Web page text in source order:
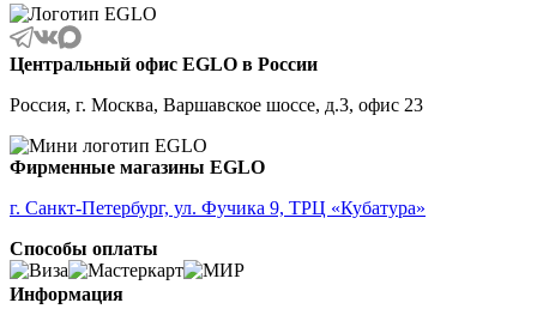
ALCUDIA
ALDERNEY
ALMANZORA
ALMEIDA
ALMEIDA 2
ALMONTE
ALMUDAINA
ALOBRASE
ALSAGER
ALVEZ
AMADORA
AMAKUSA
Центральный офис EGLO в России
Россия, г. Москва, Варшавское шоссе, д.3, офис 23
Фирменные магазины EGLO
г. Санкт-Петербург, ул. Фучика 9, ТРЦ «Кубатура»
Способы оплаты
Информация